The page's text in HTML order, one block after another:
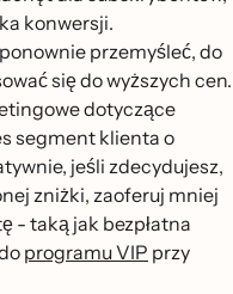
konwersji.
przemyśleć, do
się do wyższych cen.
dotyczące
segment klienta o
jeśli zdecydujesz,
zniżki, zaoferuj mniej
- taką jak bezpłatna
programu VIP przy